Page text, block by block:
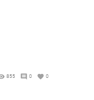
855 0 0